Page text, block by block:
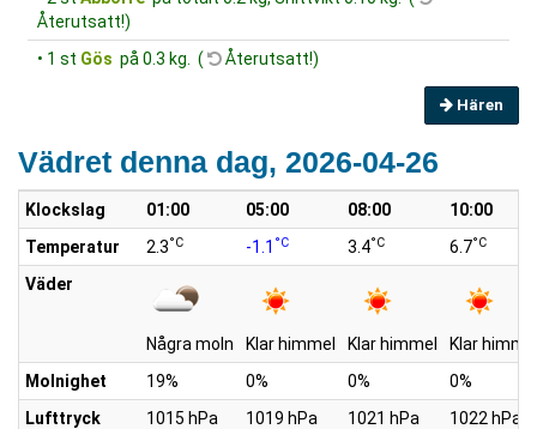
Återutsatt!)
• 1 st Gös på 0.3 kg. ( Återutsatt!)
Hären
Vädret denna dag, 2026-04-26
Klockslag 01:00 05:00 08:00
10:00
Temperatur
2.3°C -1.1 °C 3.4°C 6.7°C
Väder
Några moln Klar himmel Klar himmel
Klar
Molnighet
19% 0% 0%
0%
Lufttryck
1015 hPa 1019 hPa 1021 hPa
1022 hPa